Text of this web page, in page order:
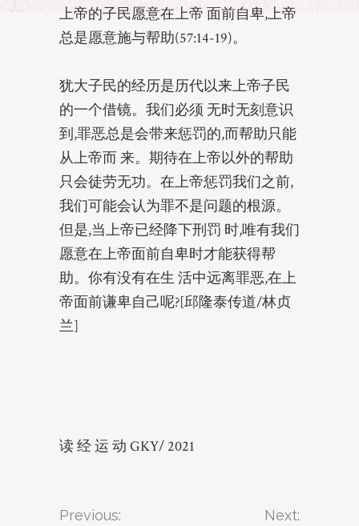
上帝的子民愿意在上帝 面前自卑,上帝
总是愿意施与帮助(57:14-19)。
犹大子民的经历是历代以来上帝子民
的一个借镜。我们必须 无时无刻意识
到,罪恶总是会带来惩罚的,而帮助只能
从上帝而 来。期待在上帝以外的帮助
只会徒劳无功。在上帝惩罚我们之前,
我们可能会认为罪不是问题的根源。
但是,当上帝已经降下刑罚 时,唯有我们
愿意在上帝面前自卑时才能获得帮
助。你有没有在生 活中远离罪恶,在上
帝面前谦卑自己呢?[邱隆泰传道/林贞
兰]
读 经 运 动 GKY/ 2021
Previous: Next: